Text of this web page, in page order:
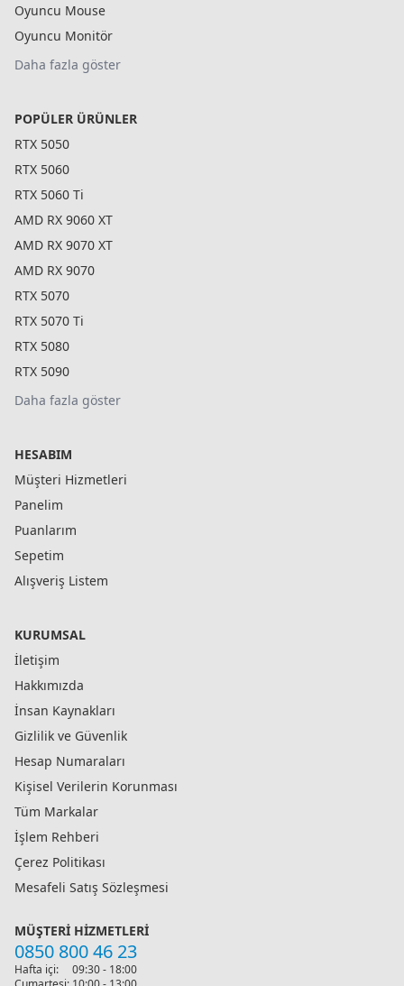
Oyuncu Mouse
Oyuncu Monitör
Daha fazla göster
POPÜLER ÜRÜNLER
RTX 5050
RTX 5060
RTX 5060 Ti
AMD RX 9060 XT
AMD RX 9070 XT
AMD RX 9070
RTX 5070
RTX 5070 Ti
RTX 5080
RTX 5090
Daha fazla göster
HESABIM
Müşteri Hizmetleri
Panelim
Puanlarım
Sepetim
Alışveriş Listem
KURUMSAL
İletişim
Hakkımızda
İnsan Kaynakları
Gizlilik ve Güvenlik
Hesap Numaraları
Kişisel Verilerin Korunması
Tüm Markalar
İşlem Rehberi
Çerez Politikası
Mesafeli Satış Sözleşmesi
MÜŞTERI HIZMETLERI
0850 800 46 23
Hafta içi:
09:30 - 18:00